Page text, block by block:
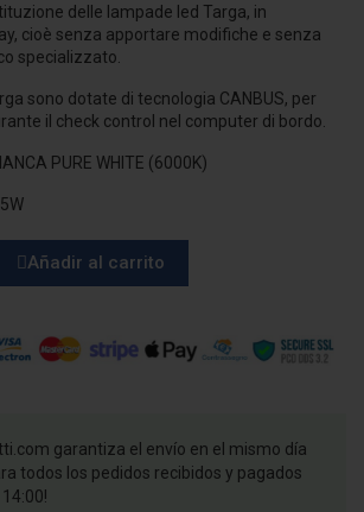
delle lampade led Targa, in
cioè senza apportare modifiche e senza
specializzato.
sono dotate di tecnologia CANBUS, per
il check control nel computer di bordo.
BIANCA PURE WHITE (6000K)
Añadir al carrito
garantiza el envío en el mismo día
todos los pedidos recibidos y pagados